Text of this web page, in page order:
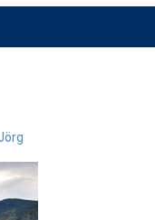
Blog für alle, die gern